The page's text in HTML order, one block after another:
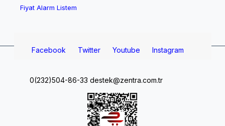
Fiyat Alarm Listem
Facebook Twitter Youtube Instagram
0(232)504-86-33 destek@zentra.com.tr